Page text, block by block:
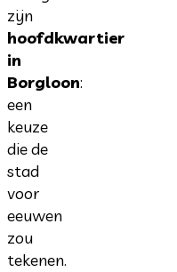
zijn
hoofdkwartier
in
Borgloon:
een
keuze
die de
stad
voor
eeuwen
zou
tekenen.